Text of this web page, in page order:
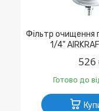
Фільтр очищення
1/4"
526
Готово до